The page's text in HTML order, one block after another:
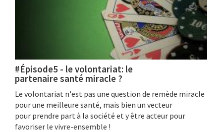
#Épisode5 - le volontariat: le
partenaire santé miracle ?
Le volontariat n'est pas une question de remède miracle
pour une meilleure santé, mais bien un vecteur
pour prendre part à la société et y être acteur pour
favoriser le vivre-ensemble !